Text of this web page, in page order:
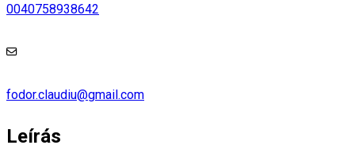
0040758938642
fodor.claudiu@gmail.com
Leírás